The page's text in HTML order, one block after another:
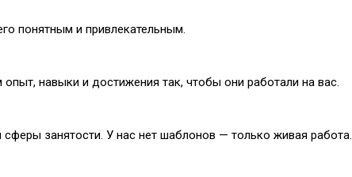
понятным и привлекательным.
навыки и достижения так, чтобы они работали на вас.
занятости. У нас нет шаблонов — только живая работа.